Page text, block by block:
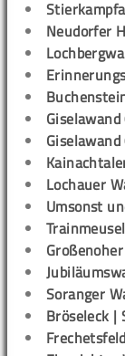
Neudorfer
Lochauer
Umsonst
Soranger
Bröseleck |